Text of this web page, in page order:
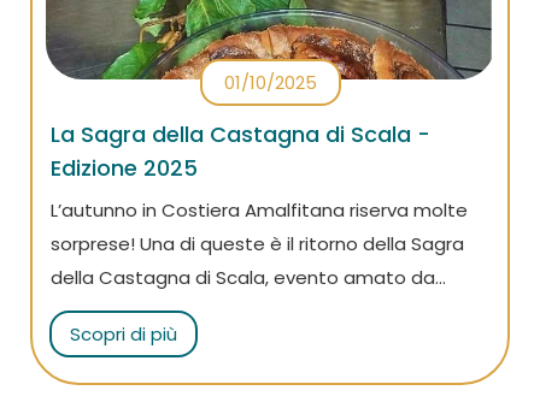
01/10/2025
La Sagra della Castagna di Scala -
Edizione 2025
L’autunno in Costiera Amalfitana riserva molte
sorprese! Una di queste è il ritorno della Sagra
della Castagna di Scala, evento amato da
grandi e piccini, dove la cucina locale
tradizionale si intreccia con musica, attività e
giochi! L'appuntamento è per i prossimi 11, 12, 18 e
Scopri di più